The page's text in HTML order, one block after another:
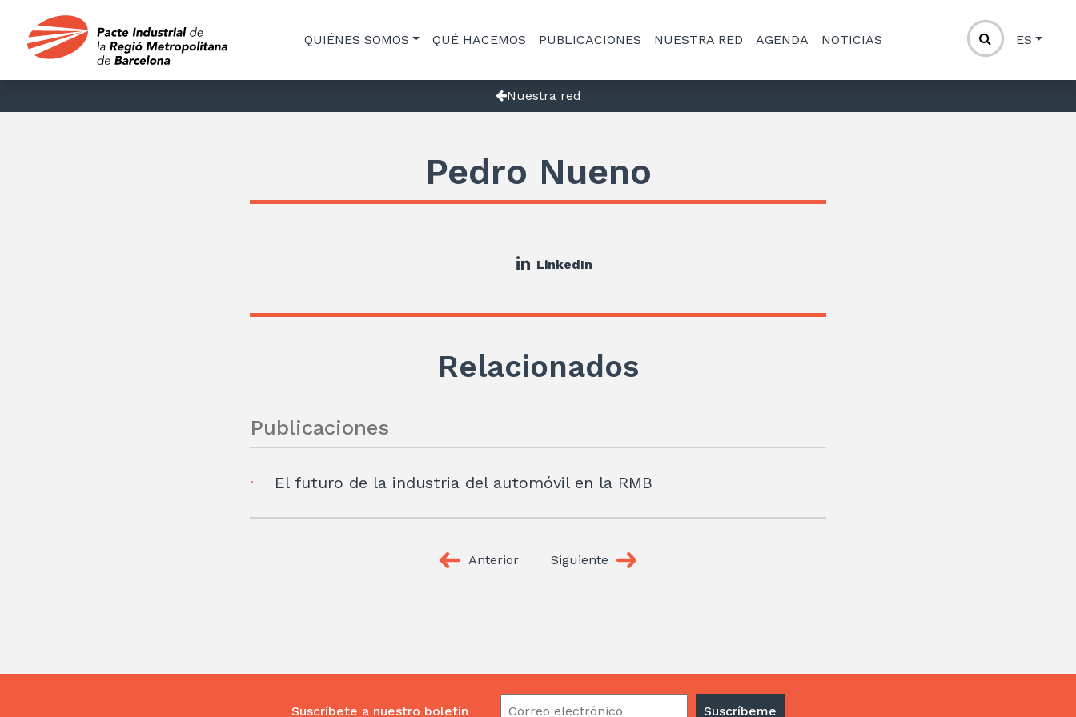
QUIÉNES SOMOS QUÉ HACEMOS PUBLICACIONES NUESTRA RED AGENDA NOTICIAS ES
Nuestra red
Pedro Nueno
LinkedIn
Relacionados
Publicaciones
El futuro de la industria del automóvil en la RMB
Anterior Siguiente
Suscríbete a nuestro boletín